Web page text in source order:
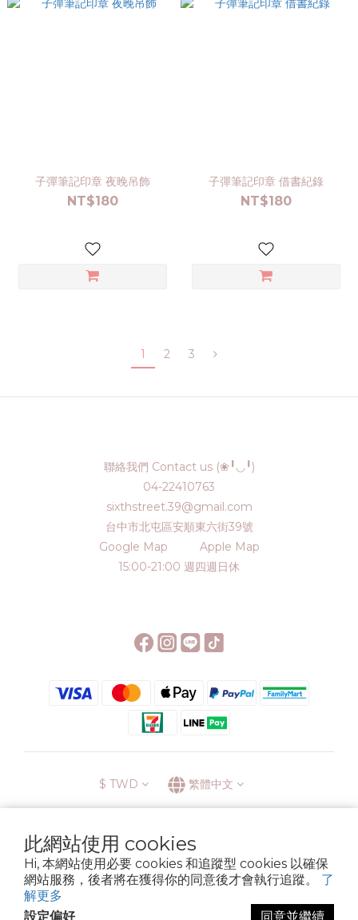
此網站使用 cookies
Hi, 本網站使用必要 cookies 和追蹤型 cookies 以確保
網站服務，後者將在獲得你的同意後才會執行追蹤。 了
解更多
設定偏好
同意並繼續
子彈筆記印章 夜晚吊飾
NT$180
子彈筆記印章 借書紀錄
NT$180
1 2 3
聯絡我們 Contact us (❀╹◡╹)
04-22410763
sixthstreet.39@gmail.com
台中市北屯區安順東六街39號
Google Map
Apple Map
15:00-21:00 週四週日休
$ TWD 繁體中文
░\\ 會員升級表 //░
運送方式
退換貨政策 條款與細則
隱私政策
Copyright © 2022 6street. All rights reserved.